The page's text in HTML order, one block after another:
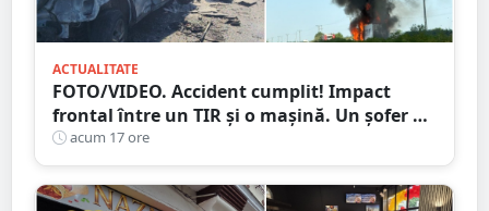
ACTUALITATE
FOTO/VIDEO. Accident cumplit! Impact
frontal între un TIR și o mașină. Un șofer a
murit carbonizat
acum 17 ore